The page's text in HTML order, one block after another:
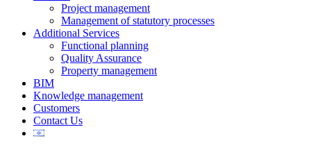
Project management
Management of statutory processes
Additional Services
Functional planning
Quality Assurance
Property management
BIM
Knowledge management
Customers
Contact Us